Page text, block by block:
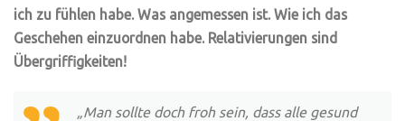
ich zu fühlen habe. Was angemessen ist. Wie ich das
Geschehen einzuordnen habe. Relativierungen sind
Übergriffigkeiten!
„Man sollte doch froh sein, dass alle gesund